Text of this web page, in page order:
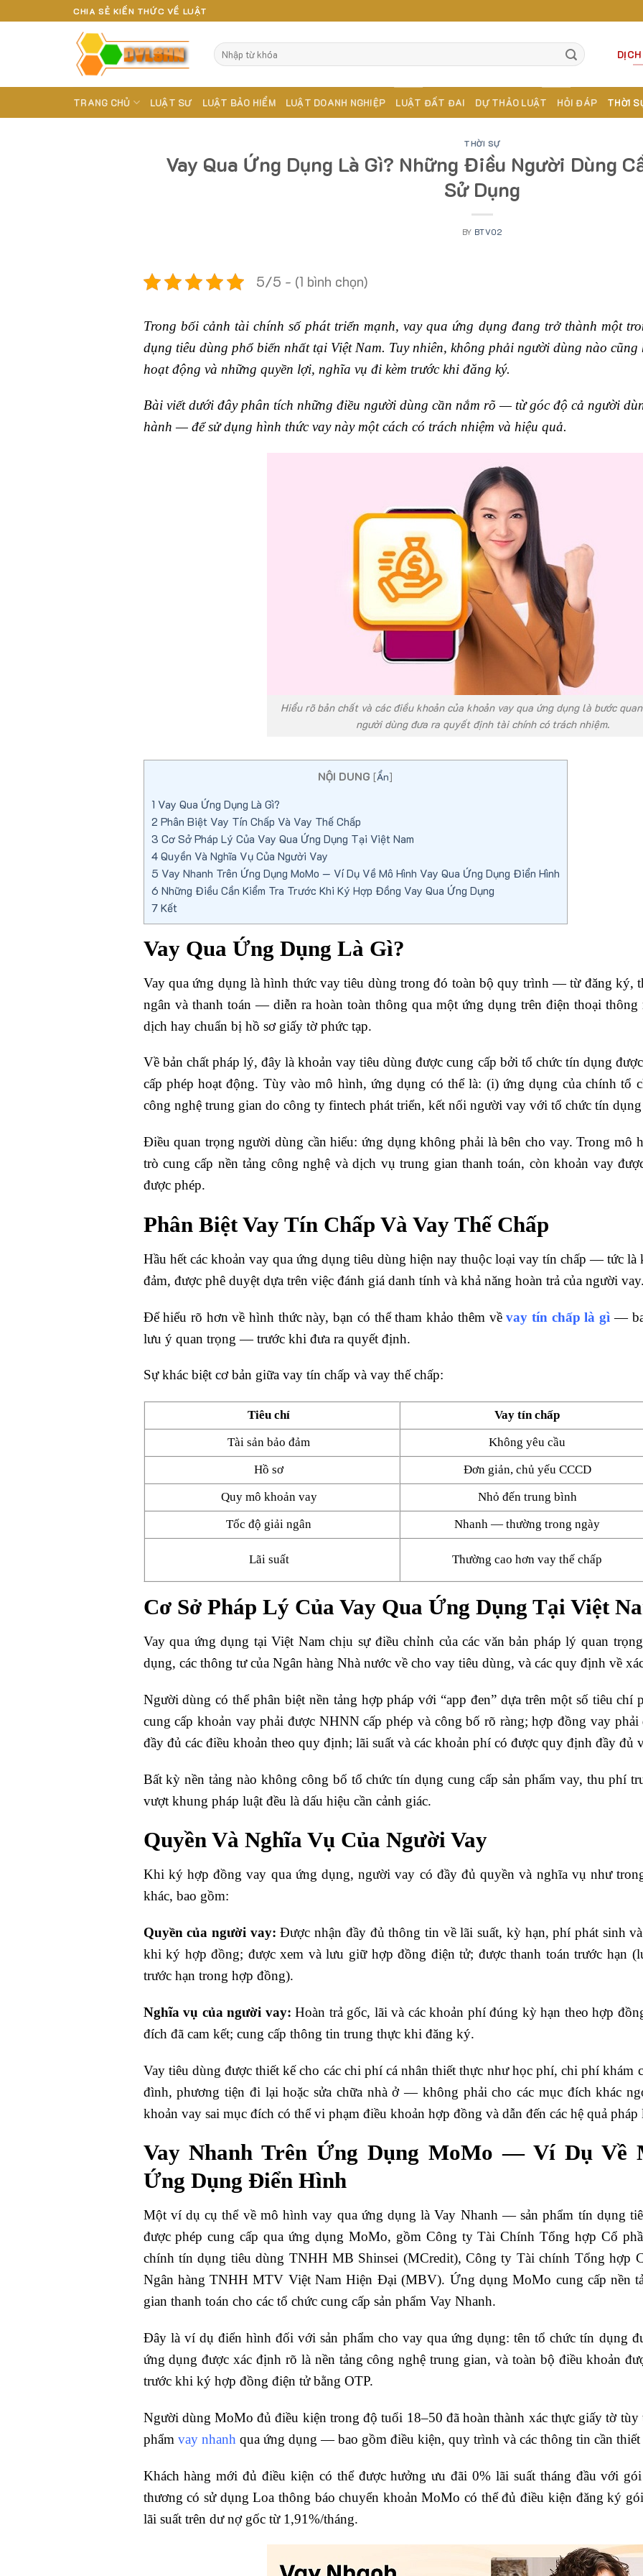
to
CHIA SẺ KIẾN THỨC VỀ LUẬT
TRANG CHỦ LUẬT SƯ LUẬT BẢO HIỂM LUẬT DOANH NGHIỆP LUẬT ĐẤT ĐAI DỰ THẢO LUẬT HỎI ĐÁP THỜI
THỜI SỰ
Vay Qua Ứng Dụng Là Gì? Những Điều Người Dùng
Sử Dụng
BY BTV02
5/5 - (1 bình chọn)
Trong bối cảnh tài chính số phát triển mạnh, vay qua ứng dụng đang trở thành một
dụng tiêu dùng phổ biến nhất tại Việt Nam. Tuy nhiên, không phải người dùng nào
hoạt động và những quyền lợi, nghĩa vụ đi kèm trước khi đăng ký.
Bài viết dưới đây phân tích những điều người dùng cần nắm rõ — từ góc độ cả người
hành — để sử dụng hình thức vay này một cách có trách nhiệm và hiệu quả.
Hiểu rõ bản chất và các điều khoản của khoản vay qua ứng dụng là bước
người dùng đưa ra quyết định tài chính có trách nhiệm.
NỘI DUNG [Ẩn]
1 Vay Qua Ứng Dụng Là Gì?
2 Phân Biệt Vay Tín Chấp Và Vay Thế Chấp
3 Cơ Sở Pháp Lý Của Vay Qua Ứng Dụng Tại Việt Nam
4Quyền Và Nghĩa Vụ Của Người Vay
5 Vay Nhanh Trên Ứng Dụng MoMo — Ví Dụ Về Mô Hình Vay Qua Ứng Dụng Điển Hình
6 Những Điều Cần Kiểm Tra Trước Khi Ký Hợp Đồng Vay Qua Ứng Dụng
7Kết
Vay Qua Ứng Dụng Là Gì?
Vay qua ứng dụng là hình thức vay tiêu dùng trong đó toàn bộ quy trình — từ đăng ký,
ngân và thanh toán — diễn ra hoàn toàn thông qua một ứng dụng trên điện thoại
dịch hay chuẩn bị hồ sơ giấy tờ phức tạp.
Về bản chất pháp lý, đây là khoản vay tiêu dùng được cung cấp bởi tổ chức tín dụng
cấp phép hoạt động. Tùy vào mô hình, ứng dụng có thể là: (i) ứng dụng của chính tổ
công nghệ trung gian do công ty fintech phát triển, kết nối người vay với tổ chức tín
Điều quan trọng người dùng cần hiểu: ứng dụng không phải là bên cho vay. Trong mô
trò cung cấp nền tảng công nghệ và dịch vụ trung gian thanh toán, còn khoản vay
được phép.
Phân Biệt Vay Tín Chấp Và Vay Thế Chấp
Hầu hết các khoản vay qua ứng dụng tiêu dùng hiện nay thuộc loại vay tín chấp — tức là
đảm, được phê duyệt dựa trên việc đánh giá danh tính và khả năng hoàn trả của người vay.
Để hiểu rõ hơn về hình thức này, bạn có thể tham khảo thêm vềvay tín chấp là gì —
lưu ý quan trọng — trước khi đưa ra quyết định.
Sự khác biệt cơ bản giữa vay tín chấp và vay thế chấp:
Tiêu chí Vay tín chấp
Tài sản bảo đảm
Không yêu cầu
Hồ sơ
Đơn giản, chủ yếu CCCD
Quy mô khoản vay
Nhỏ đến trung bình
Tốc độ giải ngân
Nhanh — thường trong ngày
Lãi suất Thường cao hơn vay thế chấp
Cơ Sở Pháp Lý Của Vay Qua Ứng Dụng Tại Việt
Vay qua ứng dụng tại Việt Nam chịu sự điều chỉnh của các văn bản pháp lý quan
dụng, các thông tư của Ngân hàng Nhà nước về cho vay tiêu dùng, và các quy định về
Người dùng có thể phân biệt nền tảng hợp pháp với “app đen” dựa trên một số tiêu
cung cấp khoản vay phải được NHNN cấp phép và công bố rõ ràng; hợp đồng vay
đầy đủ các điều khoản theo quy định; lãi suất và các khoản phí có được quy định đầy đủ
Bất kỳ nền tảng nào không công bố tổ chức tín dụng cung cấp sản phẩm vay, thu phí
vượt khung pháp luật đều là dấu hiệu cần cảnh giác.
Quyền Và Nghĩa Vụ Của Người Vay
Khi ký hợp đồng vay qua ứng dụng, người vay có đầy đủ quyền và nghĩa vụ như
khác, bao gồm:
Quyền của người vay: Được nhận đầy đủ thông tin về lãi suất, kỳ hạn, phí phát sinh
khi ký hợp đồng; được xem và lưu giữ hợp đồng điện tử; được thanh toán trước hạn
trước hạn trong hợp đồng).
Nghĩa vụ của người vay: Hoàn trả gốc, lãi và các khoản phí đúng kỳ hạn theo hợp
đích đã cam kết; cung cấp thông tin trung thực khi đăng ký.
Vay tiêu dùng được thiết kế cho các chi phí cá nhân thiết thực như học phí, chi phí khám
đình, phương tiện đi lại hoặc sửa chữa nhà ở — không phải cho các mục đích khác
khoản vay sai mục đích có thể vi phạm điều khoản hợp đồng và dẫn đến các hệ quả
Vay Nhanh Trên Ứng Dụng MoMo — Ví Dụ Về
Ứng Dụng Điển Hình
Một ví dụ cụ thể về mô hình vay qua ứng dụng là Vay Nhanh — sản phẩm tín dụng
được phép cung cấp qua ứng dụng MoMo, gồm Công ty Tài Chính Tổng hợp Cổ
chính tín dụng tiêu dùng TNHH MB Shinsei (MCredit), Công ty Tài chính Tổng hợp
Ngân hàng TNHH MTV Việt Nam Hiện Đại (MBV). Ứng dụng MoMo cung cấp nền
gian thanh toán cho các tổ chức cung cấp sản phẩm Vay Nhanh.
Đây là ví dụ điển hình đối với sản phẩm cho vay qua ứng dụng: tên tổ chức tín dụng
ứng dụng được xác định rõ là nền tảng công nghệ trung gian, và toàn bộ điều khoản
trước khi ký hợp đồng điện tử bằng OTP.
Người dùng MoMo đủ điều kiện trong độ tuổi 18–50 đã hoàn thành xác thực giấy tờ tùy
phẩm vay nhanh qua ứng dụng — bao gồm điều kiện, quy trình và các thông tin cần
Khách hàng mới đủ điều kiện có thể được hưởng ưu đãi 0% lãi suất tháng đầu với
thương có sử dụng Loa thông báo chuyển khoản MoMo có thể đủ điều kiện đăng ký
lãi suất trên dư nợ gốc từ 1,91%/tháng.